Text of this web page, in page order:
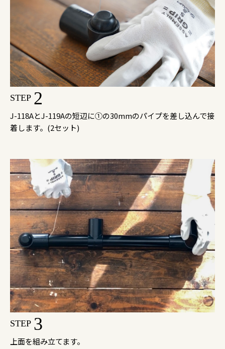
STEP 2
J-118AとJ-119Aの短辺に①の30mmのパイプを差し込んで接
着します。(2セット)
STEP 3
上面を組み立てます。